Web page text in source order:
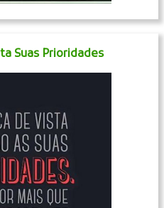
Suas Prioridades